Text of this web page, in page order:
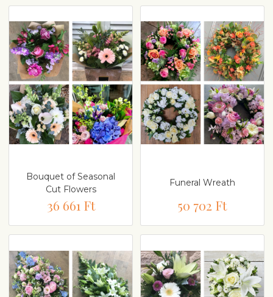
Bouquet of Seasonal
Cut Flowers
36 661 Ft
Funeral Wreath
50 702 Ft